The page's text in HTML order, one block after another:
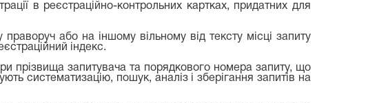
в реєстраційно-контрольних картках, придатних для
або на іншому вільному від тексту місці запиту
індекс.
прізвища запитувача та порядкового номера запиту, що
систематизацію, пошук, аналіз і зберігання запитів на